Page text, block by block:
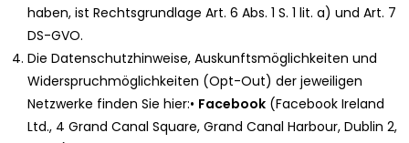
haben, ist Rechtsgrundlage Art. 6 Abs. 1 S. 1 lit. a) und Art. 7
DS-GVO.
Die Datenschutzhinweise, Auskunftsmöglichkeiten und
Widerspruchmöglichkeiten (Opt-Out) der jeweiligen
Netzwerke finden Sie hier:• Facebook (Facebook Ireland
Ltd., 4 Grand Canal Square, Grand Canal Harbour, Dublin 2,